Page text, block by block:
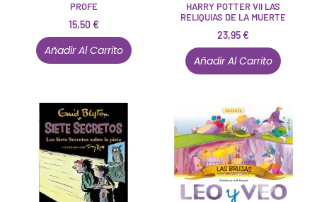
PROFE
15,50€
Añadir Al Carrito
HARRY POTTER VII LAS
RELIQUIAS DE LA MUERTE
23,95€
Añadir Al Carrito